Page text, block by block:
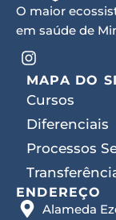
O maior
em saúde de
I
n
s
t
a
g
r
a
m
MAPA DO
Cursos
Diferenciais
Processos
ENDEREÇO
Alameda